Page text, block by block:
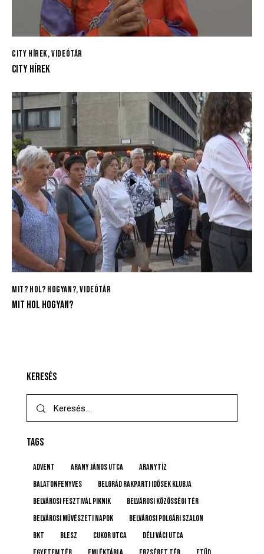
CITY HÍREK,VIDEÓTÁR
CITY HÍREK
MIT? HOL? HOGYAN?,VIDEÓTÁR
MIT HOL HOGYAN?
KERESÉS
TAGS
advent Arany János utca
Aranytíz
Balatonfenyves
Belgrád Rakparti Idősek Klubja
Belvárosi Fesztivál Piknik
Belvárosi Közösségi Tér
Belvárosi Művészeti Napok
Belvárosi Polgári Szalon
BKT
BLESZ Cukor utca
Déli Váci utca